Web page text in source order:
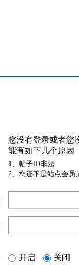
您没有登录或者您
能有如下几个原因
1、帖子ID非法
2、您还不是站点会员
开启 关闭